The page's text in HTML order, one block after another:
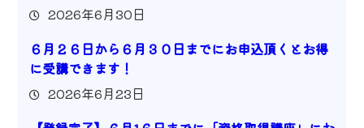
2026年6月30日
６月２６日から６月３０日までにお申込頂くとお得
に受講できます！
2026年6月23日